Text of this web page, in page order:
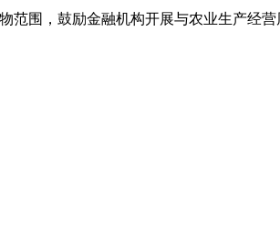
围，鼓励金融机构开展与农业生产经